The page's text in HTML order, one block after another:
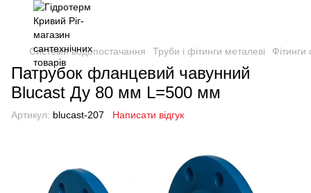
Системи водопостачання Труби і фітинги металеві Фітинги
Патрубок фланцевий чавунний
Blucast Ду 80 мм L=500 мм
Артикул: blucast-207 Написати відгук